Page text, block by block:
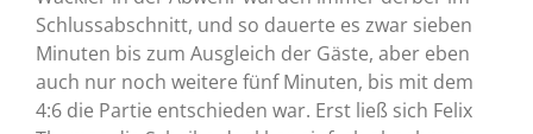
Schlussabschnitt, und so dauerte es zwar sieben
Minuten bis zum Ausgleich der Gäste, aber eben
auch nur noch weitere fünf Minuten, bis mit dem
4:6 die Partie entschieden war. Erst ließ sich Felix